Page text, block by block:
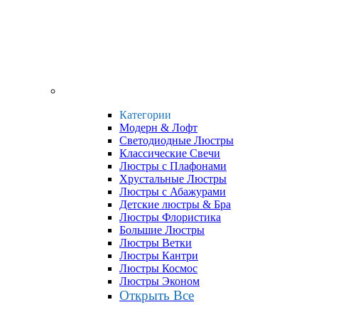
Категории
Модерн & Лофт
Светодиодные Люстры
Классические Свечи
Люстры с Плафонами
Хрустальные Люстры
Люстры с Абажурами
Детские люстры & Бра
Люстры Флористика
Большие Люстры
Люстры Ветки
Люстры Кантри
Люстры Космос
Люстры Эконом
Открыть Все